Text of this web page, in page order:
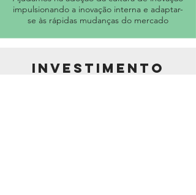
impulsionando a inovação interna e adaptar-
se às rápidas mudanças do mercado
Investimento